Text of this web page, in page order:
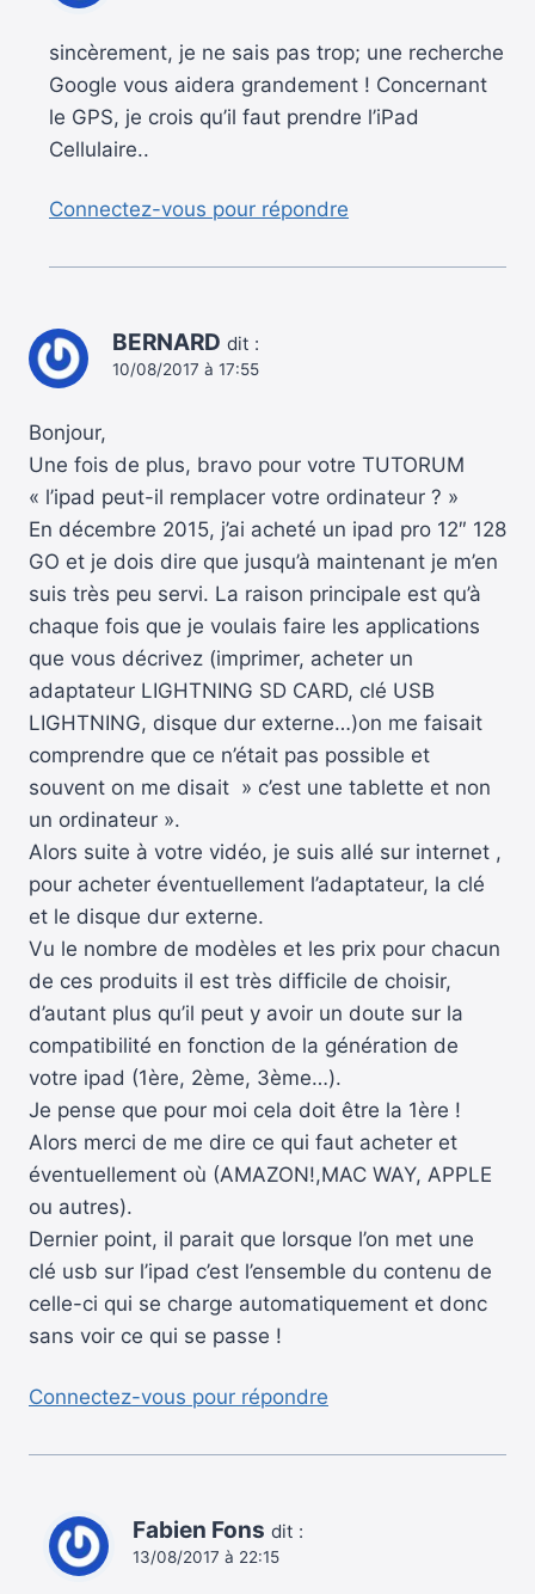
sincèrement, je ne sais pas trop; une recherche
Google vous aidera grandement ! Concernant
le GPS, je crois qu’il faut prendre l’iPad
Cellulaire..
Connectez-vous pour répondre
BERNARD dit :
10/08/2017 à 17:55
Bonjour,
Une fois de plus, bravo pour votre TUTORUM
« l’ipad peut-il remplacer votre ordinateur ? »
En décembre 2015, j’ai acheté un ipad pro 12″ 128
GO et je dois dire que jusqu’à maintenant je m’en
suis très peu servi. La raison principale est qu’à
chaque fois que je voulais faire les applications
que vous décrivez (imprimer, acheter un
adaptateur LIGHTNING SD CARD, clé USB
LIGHTNING, disque dur externe…)on me faisait
comprendre que ce n’était pas possible et
souvent on me disait » c’est une tablette et non
un ordinateur ».
Alors suite à votre vidéo, je suis allé sur internet ,
pour acheter éventuellement l’adaptateur, la clé
et le disque dur externe.
Vu le nombre de modèles et les prix pour chacun
de ces produits il est très difficile de choisir,
d’autant plus qu’il peut y avoir un doute sur la
compatibilité en fonction de la génération de
votre ipad (1ère, 2ème, 3ème…).
Je pense que pour moi cela doit être la 1ère !
Alors merci de me dire ce qui faut acheter et
éventuellement où (AMAZON!,MAC WAY, APPLE
ou autres).
Dernier point, il parait que lorsque l’on met une
clé usb sur l’ipad c’est l’ensemble du contenu de
celle-ci qui se charge automatiquement et donc
sans voir ce qui se passe !
Connectez-vous pour répondre
Fabien Fons dit :
13/08/2017 à 22:15